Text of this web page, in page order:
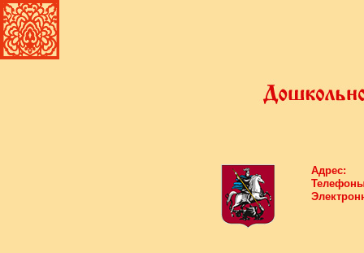
Адрес: